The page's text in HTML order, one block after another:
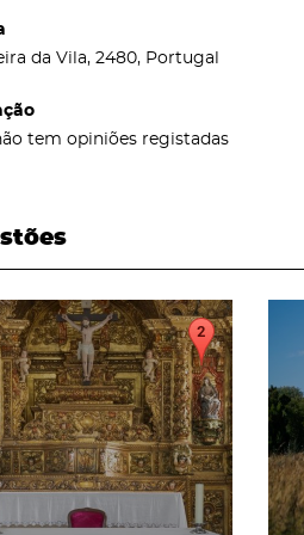
da Vila, 2480, Portugal
tem opiniões registadas